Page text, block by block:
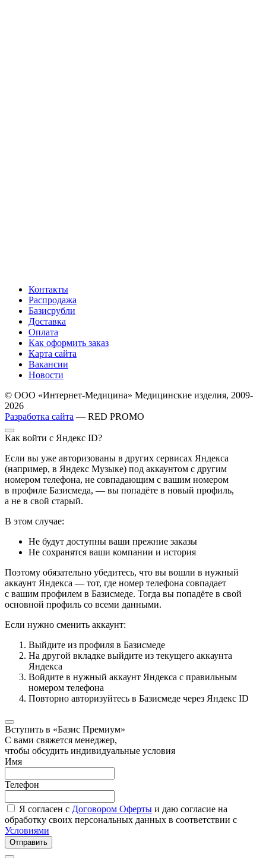
Контакты
Распродажа
Базисрубли
Доставка
Оплата
Как оформить заказ
Карта сайта
Вакансии
Новости
© ООО «Интернет-Медицина» Медицинские изделия, 2009-
2026
Разработка сайта — RED PROMO
Как войти с Яндекс ID?
Если вы уже авторизованы в других сервисах Яндекса
(например, в Яндекс Музыке) под аккаунтом с другим
номером телефона, не совпадающим с вашим номером
в профиле Базисмеда, — вы попадёте в новый профиль,
а не в свой старый.
В этом случае:
Не будут доступны ваши прежние заказы
Не сохранятся ваши компании и история
Поэтому обязательно убедитесь, что вы вошли в нужный
аккаунт Яндекса — тот, где номер телефона совпадает
с вашим профилем в Базисмеде. Тогда вы попадёте в свой
основной профиль со всеми данными.
Если нужно сменить аккаунт:
Выйдите из профиля в Базисмеде
На другой вкладке выйдите из текущего аккаунта
Яндекса
Войдите в нужный аккаунт Яндекса с правильным
номером телефона
Повторно авторизуйтесь в Базисмеде через Яндекс ID
Вступить в «Базис Премиум»
С вами свяжется менеджер,
чтобы обсудить индивидуальные условия
Имя
Телефон
Я согласен с Договором Оферты и даю согласие на
обработку своих персональных данных в соответствии с
Условиями
Отправить